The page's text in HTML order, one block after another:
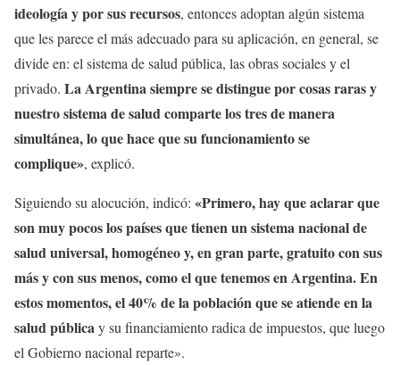
ideología y por sus recursos, entonces adoptan algún sistema
que les parece el más adecuado para su aplicación, en general, se
divide en: el sistema de salud pública, las obras sociales y el
privado. La Argentina siempre se distingue por cosas raras y
nuestro sistema de salud comparte los tres de manera
simultánea, lo que hace que su funcionamiento se
complique», explicó.
Siguiendo su alocución, indicó: «Primero, hay que aclarar que
son muy pocos los países que tienen un sistema nacional de
salud universal, homogéneo y, en gran parte, gratuito con sus
más y con sus menos, como el que tenemos en Argentina. En
estos momentos, el 40% de la población que se atiende en la
salud públicay su financiamiento radica de impuestos, que luego
el Gobierno nacional reparte».